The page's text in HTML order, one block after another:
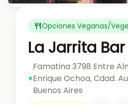
Opciones Veganas/
La Jarrita Bar
Famatina 3798 Entre
Enrique Ochoa, Cdad.
Buenos Aires